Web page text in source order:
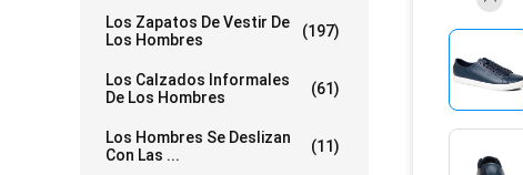
Los Zapatos De Vestir De
Los Hombres
(197)
Los Calzados Informales
De Los Hombres
(61)
Los Hombres Se Deslizan
Con Las ...
(11)